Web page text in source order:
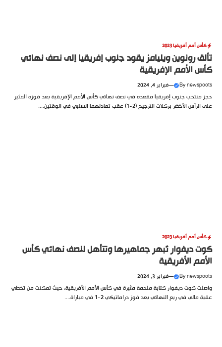
كأس أمم أفريقيا 2023
تألق رونوين ويليامز يقود جنوب إفريقيا إلى نصف نهائي
كأس الأمم الإفريقية
Bynewspoots
—فبراير 4, 2024
حجز منتخب جنوب إفريقيا مقعده في نصف نهائي كأس الأمم الإفريقية بعد فوزه المثير
على الرأس الأخضر بركلات الترجيح (2-1) عقب تعادلهما السلبي في الوقتين....
كأس أمم أفريقيا 2023
كوت ديفوار تُبهر جماهيرها وتتأهل لنصف نهائي كأس
الأمم الأفريقية
Bynewspoots
—فبراير 3, 2024
واصلت كوت ديفوار كتابة ملحمة مثيرة في كأس الأمم الأفريقية، حيث تمكنت من تخطي
عقبة مالي في ربع النهائي بعد فوز دراماتيكي 2-1 في مباراة....